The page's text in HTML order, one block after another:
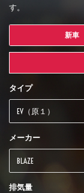
す。
新車
タイプ
メーカー
排気量